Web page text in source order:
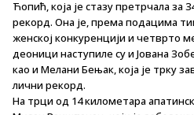
Ћопић, која је стазу претрчала за
рекорд. Она је, према подацима
женској конкуренцији и четврто
деоници наступиле су и Јована
као и Мелани Бењак, која је трку
лични рекорд.
На трци од 14 километара